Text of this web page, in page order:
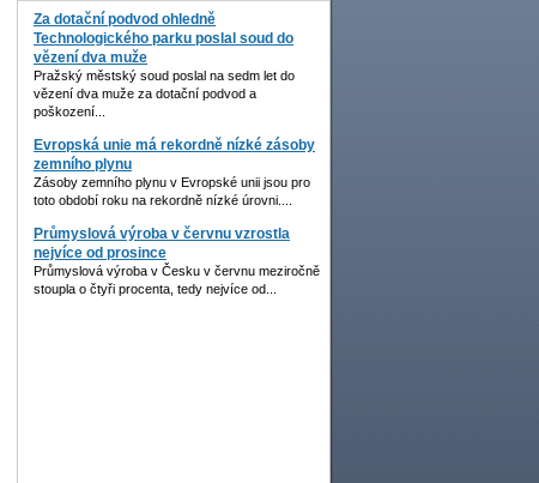
Za dotační podvod ohledně
Technologického parku poslal soud do
vězení dva muže
Pražský městský soud poslal na sedm let do
vězení dva muže za dotační podvod a
poškození...
Evropská unie má rekordně nízké zásoby
zemního plynu
Zásoby zemního plynu v Evropské unii jsou pro
toto období roku na rekordně nízké úrovni....
Průmyslová výroba v červnu vzrostla
nejvíce od prosince
Průmyslová výroba v Česku v červnu meziročně
stoupla o čtyři procenta, tedy nejvíce od...